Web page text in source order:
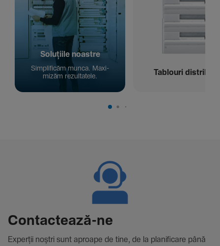
Solu­țiile noastre
Simpli­ficăm munca. Maxi­
mizăm rezul­ta­tele.
Tablouri
Contac­tează-ne
Experții noștri sunt aproape de tine, de la plani­fi­care până